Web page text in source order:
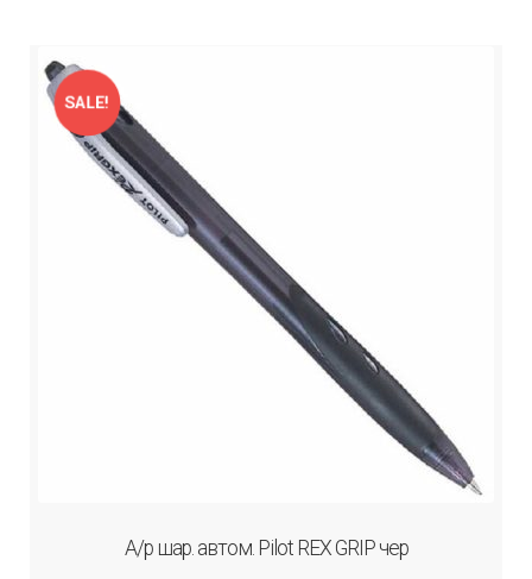
А/р шар. автом. Рilot REX GRIP чер
SALE!